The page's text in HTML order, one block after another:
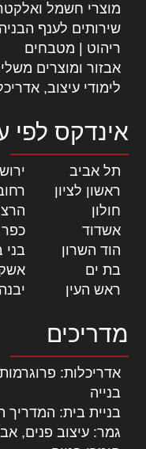
מוצרי חשמל
שירותים לענף הבניה
ריהוט | מטבחים
אבזור ומוצרים
לימודי עיצוב,
אינדקס לפי
תל אביב
ראשון לציון
חולון
אשדוד
הוד השרון
בני
בת ים
ראש העין
יבנה
מדריכים
אדריכלות:
בנייה
בניית בית: המדריך
גמר: עיצוב פנים,